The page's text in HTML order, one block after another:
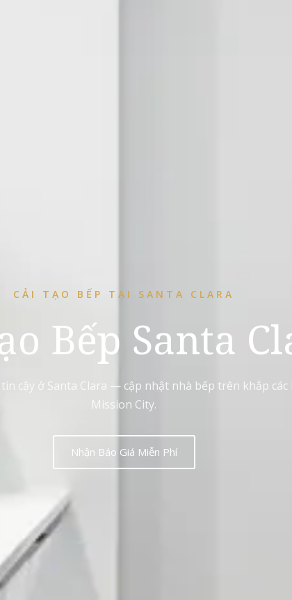
CẢI TẠO BẾP TẠI SANTA CLARA
Bếp Santa
cậy ở Santa Clara — cập nhật nhà bếp trên khắp
Mission City.
Nhận Báo Giá Miễn Phí